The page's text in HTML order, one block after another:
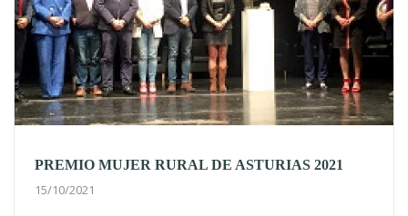
PREMIO MUJER RURAL DE ASTURIAS 2021
15/10/2021